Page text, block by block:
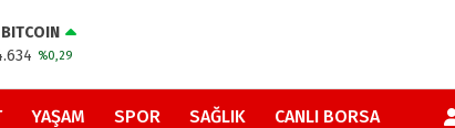
BITCOIN
%0,29
YAŞAM SPOR SAĞLIK CANLI BORSA